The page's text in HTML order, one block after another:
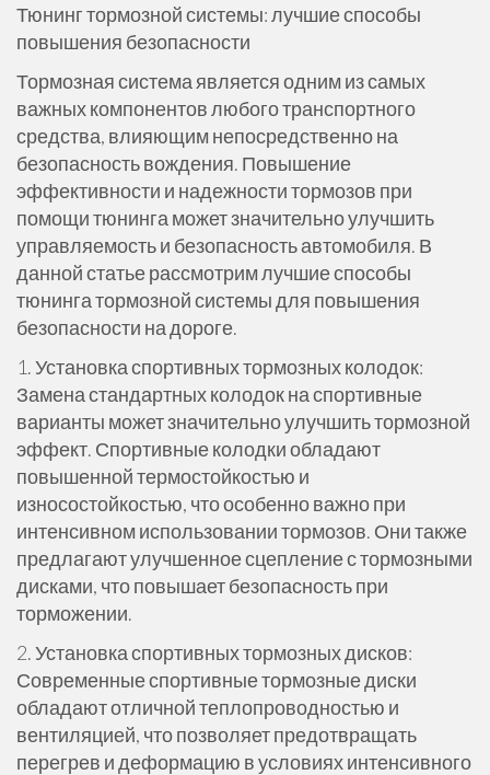
Тюнинг тормозной системы: лучшие способы
повышения безопасности
Тормозная система является одним из самых
важных компонентов любого транспортного
средства, влияющим непосредственно на
безопасность вождения. Повышение
эффективности и надежности тормозов при
помощи тюнинга может значительно улучшить
управляемость и безопасность автомобиля. В
данной статье рассмотрим лучшие способы
тюнинга тормозной системы для повышения
безопасности на дороге.
1. Установка спортивных тормозных колодок:
Замена стандартных колодок на спортивные
варианты может значительно улучшить тормозной
эффект. Спортивные колодки обладают
повышенной термостойкостью и
износостойкостью, что особенно важно при
интенсивном использовании тормозов. Они также
предлагают улучшенное сцепление с тормозными
дисками, что повышает безопасность при
торможении.
2. Установка спортивных тормозных дисков:
Современные спортивные тормозные диски
обладают отличной теплопроводностью и
вентиляцией, что позволяет предотвращать
перегрев и деформацию в условиях интенсивного